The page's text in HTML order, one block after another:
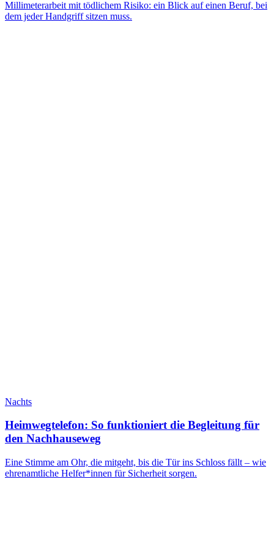
Millimeterarbeit mit tödlichem Risiko: ein Blick auf einen Beruf, bei
dem jeder Handgriff sitzen muss.
Nachts
Heimwegtelefon: So funktioniert die Begleitung für
den Nachhauseweg
Eine Stimme am Ohr, die mitgeht, bis die Tür ins Schloss fällt – wie
ehrenamtliche Helfer*innen für Sicherheit sorgen.